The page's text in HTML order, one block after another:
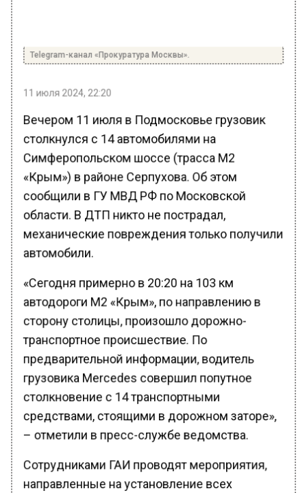
Telegram-канал «Прокуратура Москвы».
11 июля 2024, 22:20
Вечером 11 июля в Подмосковье грузовик
столкнулся с 14 автомобилями на
Симферопольском шоссе (трасса М2
«Крым») в районе Серпухова. Об этом
сообщили в ГУ МВД РФ по Московской
области. В ДТП никто не пострадал,
механические повреждения только получили
автомобили.
«Сегодня примерно в 20:20 на 103 км
автодороги М2 «Крым», по направлению в
сторону столицы, произошло дорожно-
транспортное происшествие. По
предварительной информации, водитель
грузовика Mercedes совершил попутное
столкновение с 14 транспортными
средствами, стоящими в дорожном заторе»,
– отметили в пресс-службе ведомства.
Сотрудниками ГАИ проводят мероприятия,
направленные на установление всех